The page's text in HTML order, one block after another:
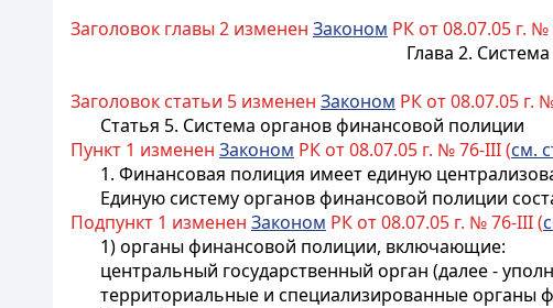
Заголовок главы 2 изменен Законом РК от 08.07.05 г. №
Глава 2.
Заголовок статьи 5 изменен Законом РК от 08.07.05 г.
Статья 5. Система органов финансовой полиции
Пункт 1 изменен Законом РК от 08.07.05 г. № 76-III (см.
1. Финансовая полиция имеет единую
Единую системуоргановфинансовой полиции
Подпункт 1 изменен Законом РК от 08.07.05 г. № 76-III (
1) органы финансовой полиции, включающие:
центральный государственный орган (далее -
территориальные и специализированные органы